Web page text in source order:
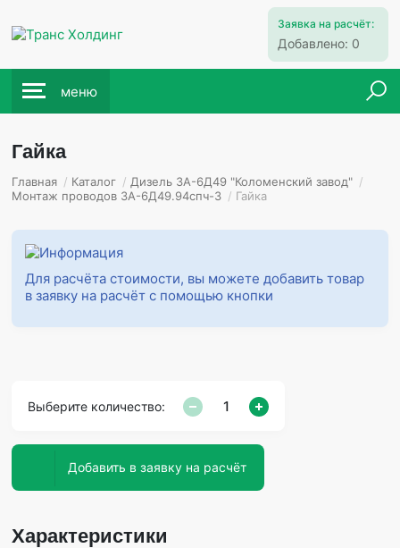
Заявка на расчёт:
Добавлено: 0
меню
Гайка
Главная / Каталог / Дизель 3А-6Д49 "Коломенский завод" /
Монтаж проводов 3А-6Д49.94спч-3 / Гайка
Для расчёта стоимости, вы можете добавить товар
в заявку на расчёт с помощью кнопки
Выберите количество:
Добавить в заявку на расчёт
Характеристики